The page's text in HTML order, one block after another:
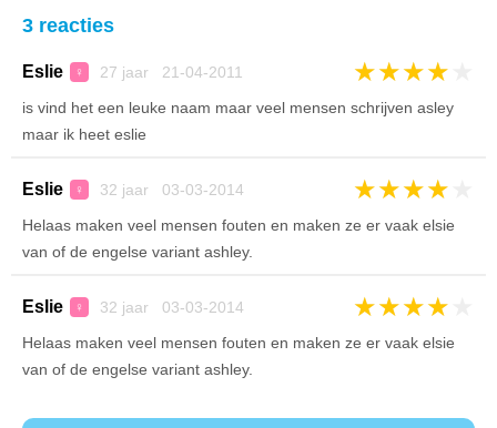
3 reacties
Eslie ♀ 27 jaar 21-04-2011 ★★★★
is vind het een leuke naam maar veel mensen schrijven asley
maar ik heet eslie
Eslie ♀ 32 jaar 03-03-2014 ★★★★
Helaas maken veel mensen fouten en maken ze er vaak elsie
van of de engelse variant ashley.
Eslie ♀ 32 jaar 03-03-2014 ★★★★
Helaas maken veel mensen fouten en maken ze er vaak elsie
van of de engelse variant ashley.